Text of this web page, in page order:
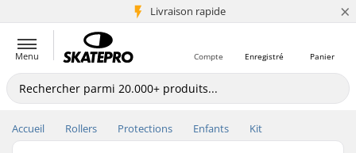
Livraison rapide
+5 mio de clients ×
Menu Panier
Enregistré
Compte
Accueil Rollers Protections Enfants Kit